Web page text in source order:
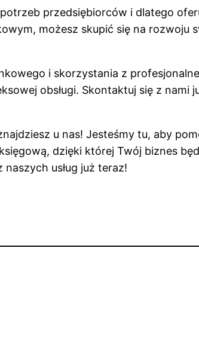
przedsiębiorców i dlatego
możesz skupić się na rozwoju
i skorzystania z
obsługi. Skontaktuj się z nami
u nas! Jesteśmy tu, aby
dzięki której Twój biznes
usług już teraz!